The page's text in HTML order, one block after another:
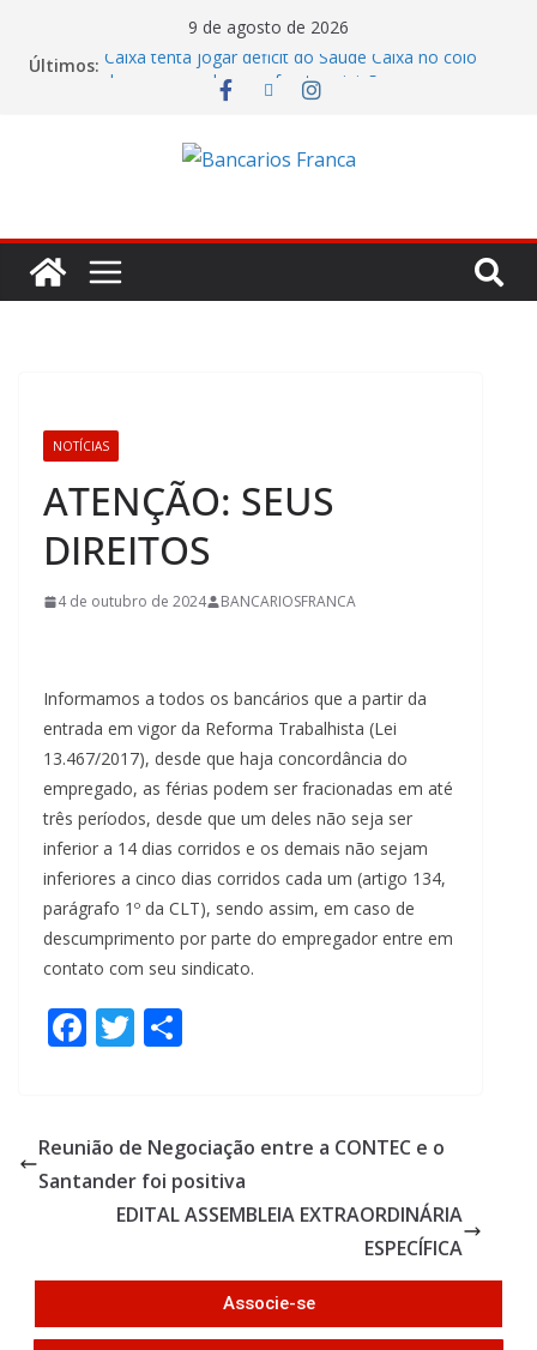
9 de agosto de 2026
Últimos: Caixa tenta jogar déficit do Saúde Caixa no colo
dos empregados e enfrenta rejeição na mesa
Itaú atende cobrança da CONTEC e garante
condiciona avanços à decisão da Fenaban
NOTÍCIAS
ATENÇÃO: SEUS
DIREITOS
4 de outubro de 2024 BANCARIOSFRANCA
Informamos a todos os bancários que a partir da
entrada em vigor da Reforma Trabalhista (Lei
13.467/2017), desde que haja concordância do
empregado, as férias podem ser fracionadas em até
três períodos, desde que um deles não seja ser
inferior a 14 dias corridos e os demais não sejam
inferiores a cinco dias corridos cada um (artigo 134,
parágrafo 1º da CLT), sendo assim, em caso de
descumprimento por parte do empregador entre em
contato com seu sindicato.
F
b
o
T
er e
Reunião de Negociação entre a CONTEC e o
Santander foi positiva
EDITAL ASSEMBLEIA EXTRAORDINÁRIA
ESPECÍFICA
Associe-se